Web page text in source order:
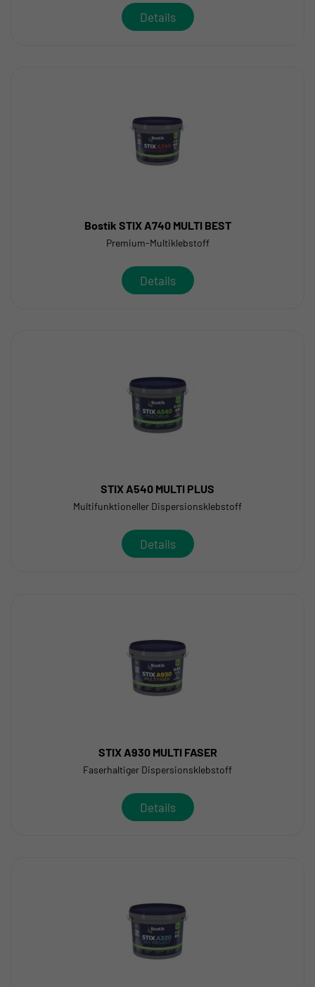
Details
Bostik STIX A740 MULTI BEST
Premium-Multiklebstoff
Details
STIX A540 MULTI PLUS
Multifunktioneller Dispersionsklebstoff
Details
STIX A930 MULTI FASER
Faserhaltiger Dispersionsklebstoff
Details